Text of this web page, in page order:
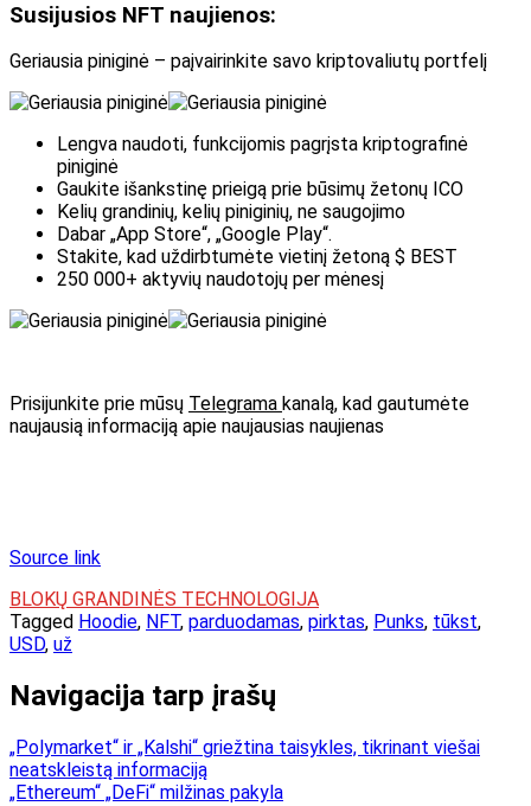
Susijusios NFT naujienos:
Geriausia piniginė – paįvairinkite savo kriptovaliutų portfelį
Lengva naudoti, funkcijomis pagrįsta kriptografinė
piniginė
Gaukite išankstinę prieigą prie būsimų žetonų ICO
Kelių grandinių, kelių piniginių, ne saugojimo
Dabar „App Store“, „Google Play“.
Stakite, kad uždirbtumėte vietinį žetoną $ BEST
250 000+ aktyvių naudotojų per mėnesį
Prisijunkite prie mūsų Telegrama kanalą, kad gautumėte
naujausią informaciją apie naujausias naujienas
Source link
BLOKŲ GRANDINĖS TECHNOLOGIJA
Tagged Hoodie, NFT, parduodamas, pirktas, Punks, tūkst,
USD, už
Navigacija tarp įrašų
„Polymarket“ ir „Kalshi“ griežtina taisykles, tikrinant viešai
neatskleistą informaciją
„Ethereum“ „DeFi“ milžinas pakyla